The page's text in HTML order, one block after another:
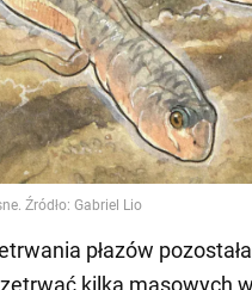
płazów
kilka masowych